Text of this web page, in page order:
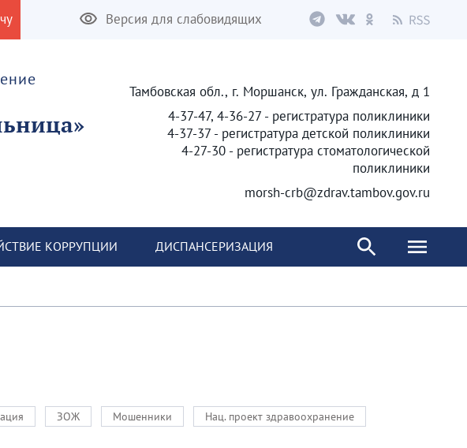
Версия для слабовидящих
Тамбовская обл., г. Моршанск, ул. Гражданская, д 1
4-37-47, 4-36-27 - регистратура поликлиники
4-37-37 - регистратура детской поликлиники
4-27-30 - регистратура стоматологической
поликлиники
morsh-crb@zdrav.tambov.gov.ru
КОРРУПЦИИ ДИСПАНСЕРИЗАЦИЯ
ЗОЖ Мошенники
Нац. проект здравоохранение